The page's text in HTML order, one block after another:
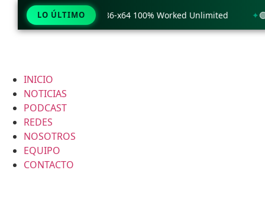
INICIO
NOTICIAS
PODCAST
REDES
NOSOTROS
EQUIPO
CONTACTO
LO ÚLTIMO
Windows 11 x86-x64 100% Worked Unlimited 🟢